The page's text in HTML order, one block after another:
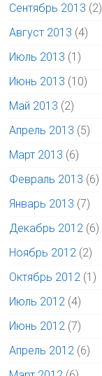
Сентябрь 2013 (2)
Август 2013 (4)
Июль 2013 (1)
Июнь 2013 (10)
Май 2013 (2)
Апрель 2013 (5)
Март 2013 (6)
Февраль 2013 (6)
Январь 2013 (7)
Декабрь 2012 (6)
Ноябрь 2012 (2)
Октябрь 2012 (1)
Июль 2012 (4)
Июнь 2012 (7)
Апрель 2012 (6)